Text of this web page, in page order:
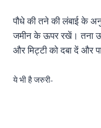
पौधे की तने की लंबाई के
जमीन के ऊपर रखें। तना
और मिट्टी को दबा दें और
ये भी है जरुरी-